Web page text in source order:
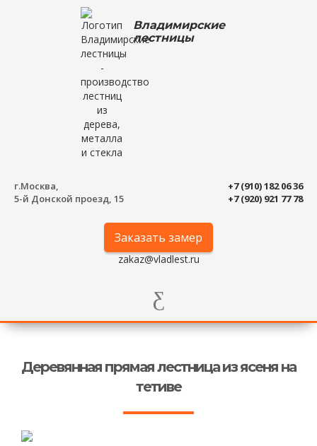
Владимирские
лестницы
г.Москва,
5-й Донской проезд, 15
+7 (910) 182 06 36
+7 (920) 921 77 78
Заказать замер
zakaz@vladlest.ru
Деревянная прямая лестница из ясеня на
тетиве